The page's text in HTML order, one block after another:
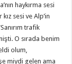
haykırma sesi
sesi ve Alp’in
trafik
O sırada benim
olum,
miydi gelen ama